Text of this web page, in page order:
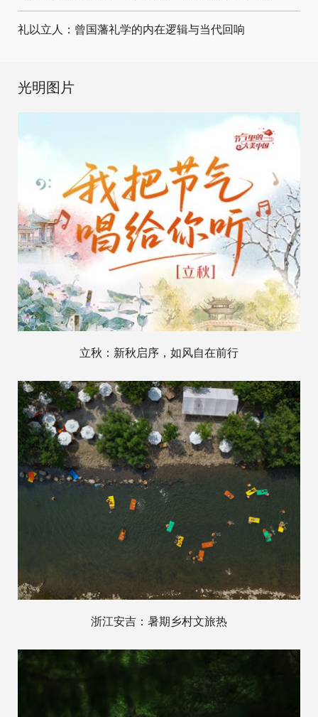
礼以立人：曾国藩礼学的内在逻辑与当代回响
光明图片
立秋：新秋启序，如风自在前行
浙江安吉：暑期乡村文旅热